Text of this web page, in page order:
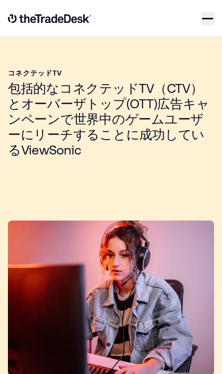
Link to The Trade Desk Home Page
コネクテッドTV
包括的なコネクテッドTV（CTV）
とオーバーザトップ(OTT)広告キャ
ンペーンで世界中のゲームユーザ
ーにリーチすることに成功してい
るViewSonic